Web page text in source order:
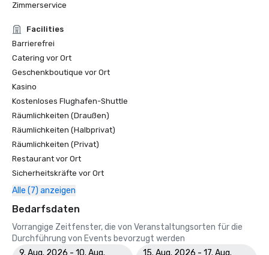
Zimmerservice
Facilities
Barrierefrei
Catering vor Ort
Geschenkboutique vor Ort
Kasino
Kostenloses Flughafen-Shuttle
Räumlichkeiten (Draußen)
Räumlichkeiten (Halbprivat)
Räumlichkeiten (Privat)
Restaurant vor Ort
Sicherheitskräfte vor Ort
Alle (7) anzeigen
Bedarfsdaten
Vorrangige Zeitfenster, die von Veranstaltungsorten für die
Durchführung von Events bevorzugt werden
9. Aug. 2026 - 10. Aug.
15. Aug. 2026 - 17. Aug.